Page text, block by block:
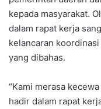
kepada masyarakat.
dalam rapat kerja
kelancaran
yang dibahas.
“Kami merasa
hadir dalam rapat